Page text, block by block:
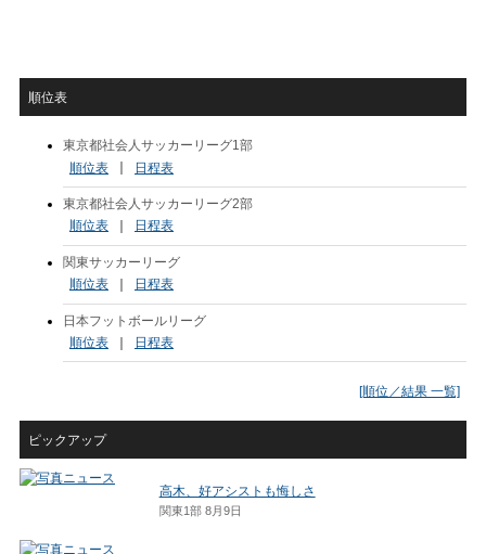
順位表
東京都社会人サッカーリーグ1部
順位表
日程表
東京都社会人サッカーリーグ2部
順位表
日程表
関東サッカーリーグ
順位表
日程表
日本フットボールリーグ
順位表
日程表
[順位／結果 一覧]
ピックアップ
高木、好アシストも悔しさ
関東1部 8月9日